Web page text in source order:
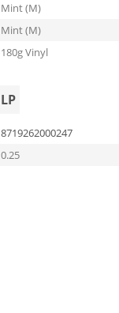
Mint (M)
Mint (M)
180g Vinyl
LP
8719262000247
0.25